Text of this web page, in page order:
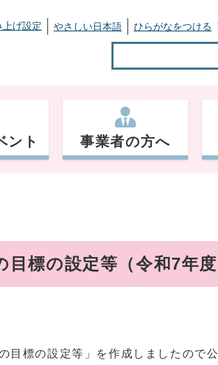
上げ設定 やさしい日本語 ひらがなをつける
ント 事業者の方へ
標の設定等（令和7年度
目標の設定等」を作成しましたので公